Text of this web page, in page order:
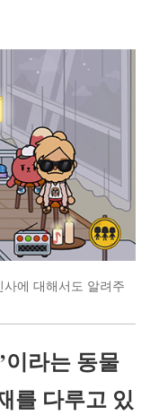
에 대해서도 알려주
이라는 동물
를 다루고 있